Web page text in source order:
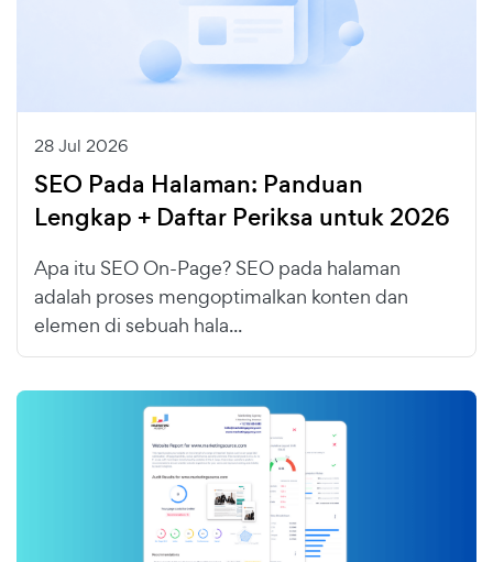
28 Jul 2026
SEO Pada Halaman: Panduan
Lengkap + Daftar Periksa untuk 2026
Apa itu SEO On-Page? SEO pada halaman
adalah proses mengoptimalkan konten dan
elemen di sebuah hala...